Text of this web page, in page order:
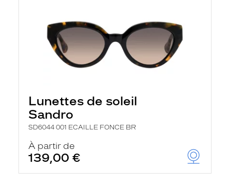
Lunettes de soleil
Sandro
SD6044 001 ECAILLE FONCE BR
À partir de
139,00 €